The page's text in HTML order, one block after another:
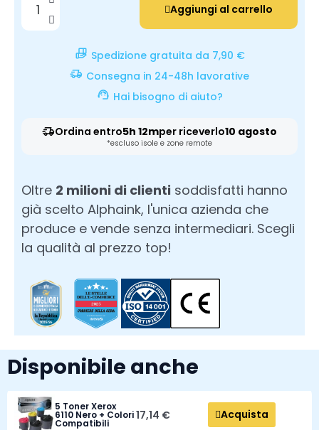
Aggiungi al carrello
Spedizione gratuita da 7,90 €
Consegna in 24-48h lavorative
Hai bisogno di aiuto?
Ordina entro5h 12mper riceverlo10 agosto
*escluso isole e zone remote
Oltre 2 milioni di clienti soddisfatti hanno
già scelto Alphaink, l'unica azienda che
produce e vende senza intermediari. Scegli
la qualità al prezzo top!
Disponibile anche
5 Toner Xerox
6110 Nero + Colori
Compatibili
17,14 € Acquista